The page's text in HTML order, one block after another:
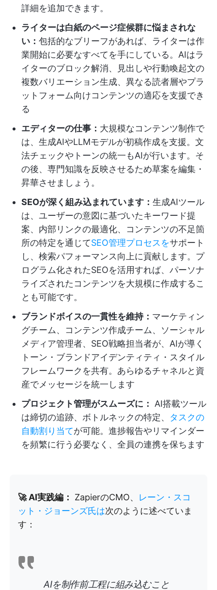
詳細を追加できます。
ライターは白紙のページ症候群に悩まされな
い： 包括的なブリーフがあれば、ライターは作
業開始に必要なすべてを手にしている。AIはラ
イターのブロック解消、見出しや行動喚起文の
複数バリエーション生成、異なる読者層やプラ
ットフォーム向けコンテンツの適応を支援でき
る
エディターの仕事： 大規模なコンテンツ制作で
は、生成AIやLLMモデルが初稿作成を支援。文
法チェックやトーンの統一もAIが行います。そ
の後、専門知識を反映させるため草案を編集・
昇華させましょう。
SEOが深く組み込まれています： 生成AIツール
は、ユーザーの意図に基づいたキーワード提
案、内部リンクの最適化、コンテンツの不足箇
所の特定を通じてSEO管理プロセスをサポート
し、検索パフォーマンス向上に貢献します。プ
ログラム化されたSEOを活用すれば、パーソナ
ライズされたコンテンツを大規模に作成するこ
とも可能です。
ブランドボイスの一貫性を維持： マーケティン
グチーム、コンテンツ作成チーム、ソーシャル
メディア管理者、SEO戦略担当者が、AIが導く
トーン・ブランドアイデンティティ・スタイル
フレームワークを共有。あらゆるチャネルと資
産でメッセージを統一します
プロジェクト管理がスムーズに：
AI搭載ツール
は締切の追跡、ボトルネックの特定、 タスクの
自動割り当てが可能。進捗報告やリマインダー
を頻繁に行う必要なく、全員の連携を保ちます
🚀 AI実践編： ZapierのCMO、 レーン・スコ
ット・ジョーンズ氏は次のように述べていま
す：
AIを制作前工程に組み込むこと